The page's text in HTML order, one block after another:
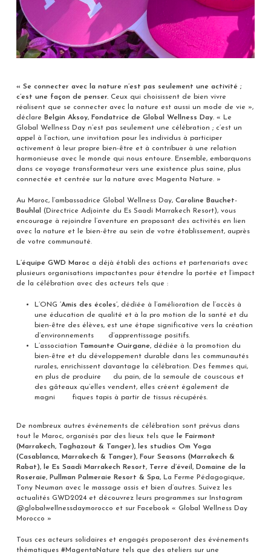
« Se connecter avec la nature n’est pas seulement une activité ;
c’est une façon de penser.Ceux qui choisissent de bien vivre
réalisent que se connecter avec la nature est aussi un mode de vie »,
déclare Belgin Aksoy, Fondatrice de Global Wellness Day.« Le
Global Wellness Day n’est pas seulement une célébration ; c’est un
appel à l’action, une invitation pour les individus à participer
activement à leur propre bien-être et à contribuer à une relation
harmonieuse avec le monde qui nous entoure. Ensemble, embarquons
dans ce voyage transformateur vers une existence plus saine, plus
connectée et centrée sur la nature avec Magenta Nature. »
Au Maroc, l’ambassadrice Global Wellness Day,Caroline Bauchet-
Bouhlal
(Directrice Adjointe du Es Saadi Marrakech Resort), vous
encourage à rejoindre l’aventure en proposant des activités en lien
avec la nature et le bien-être au sein de votre établissement, auprès
de votre communauté.
L’équipe GWD Maroca déjà établi des actions et partenariats avec
plusieurs organisations impactantes pour étendre la portée et l’impact
de la célébration avec des acteurs tels que :
L’ONG ‘Amis des écoles’,dédiée à l’amélioration de l’accès à
une éducation de qualité et à la pro motion de la santé et du
bien-être des élèves, est une étape significative vers la création
d’environnements d’apprentissage positifs.
L’association
Tamounte Ouirgane,dédiée à la promotion du
bien-être et du développement durable dans les communautés
rurales, enrichissent davantage la célébration. Des femmes qui,
en plus de produire du pain, de la semoule de couscous et
des gâteaux qu’elles vendent, elles créent également de
magni fiques tapis à partir de tissus récupérés.
De nombreux autres événements de célébration sont prévus dans
tout le Maroc, organisés par des lieux tels que
le Fairmont
(Marrakech, Taghazout & Tanger), les studios Om Yoga
(Casablanca, Marrakech & Tanger), Four Seasons (Marrakech &
Rabat), le Es Saadi Marrakech Resort, Terre d’éveil, Domaine de la
Roseraie, Pullman Palmeraie Resort & Spa,La Ferme Pédagogique,
Tony Neuman avec le massage assis et bien d’autres. Suivez les
actualités GWD2024 et découvrez leurs programmes sur Instagram
@globalwellnessdaymorocco et sur Facebook « Global Wellness Day
Morocco »
Tous ces acteurs solidaires et engagés proposeront des événements
thématiques #MagentaNature tels que des ateliers sur une